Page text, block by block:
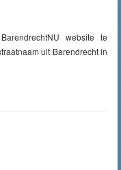
website te
uit Barendrecht in